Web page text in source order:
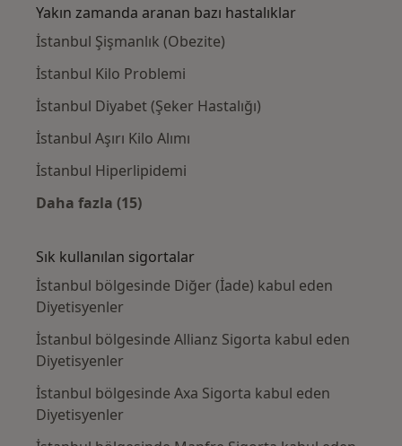
Yakın zamanda aranan bazı hastalıklar
İstanbul Şişmanlık (Obezite)
İstanbul Kilo Problemi
İstanbul Diyabet (Şeker Hastalığı)
İstanbul Aşırı Kilo Alımı
İstanbul Hiperlipidemi
Daha fazla (15)
Sık kullanılan sigortalar
İstanbul bölgesinde Diğer (İade) kabul eden
Diyetisyenler
İstanbul bölgesinde Allianz Sigorta kabul eden
Diyetisyenler
İstanbul bölgesinde Axa Sigorta kabul eden
Diyetisyenler